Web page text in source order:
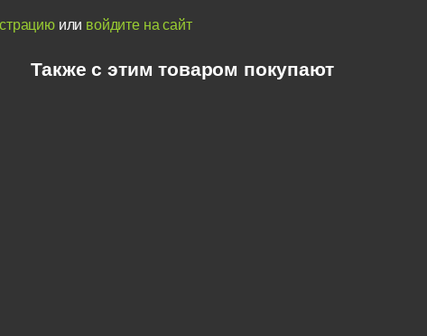
или войдите на сайт
Также с этим товаром покупают